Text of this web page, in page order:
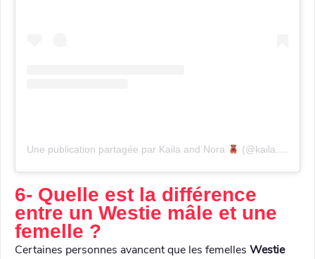
Une publication partagée par Kaila and Nora (@kaila.westie_nora.cockapoo)
6- Quelle est la différence
entre un Westie mâle et une
femelle ?
Certaines personnes avancent que les femelles Westie